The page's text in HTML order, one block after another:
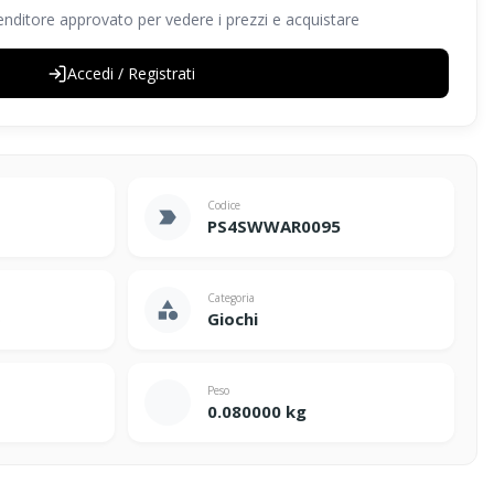
approvato per vedere i prezzi e acquistare
Accedi / Registrati
label_important
Codice
PS4SWWAR0095
category
Categoria
Giochi
scale
Peso
0.080000 kg